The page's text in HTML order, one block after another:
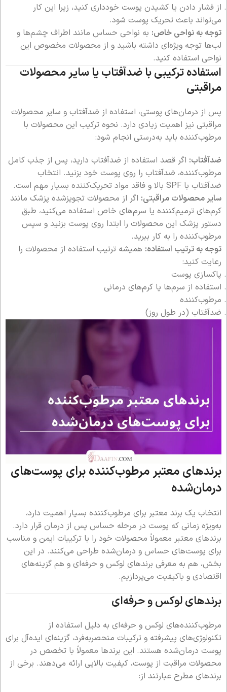
از فشار دادن یا کشیدن پوست خودداری کنید، زیرا این کار
می‌تواند باعث تحریک پوست شود.
توجه به نواحی خاص: به نواحی حساس مانند اطراف چشم‌ها و
لب‌ها توجه ویژه‌ای داشته باشید و از محصولات مخصوص این
نواحی استفاده کنید.
استفاده ترکیبی با ضدآفتاب یا سایر محصولات
مراقبتی
پس از درمان‌های پوستی، استفاده از ضدآفتاب و سایر محصولات
مراقبتی نیز اهمیت زیادی دارد. نحوه ترکیب این محصولات با
مرطوب‌کننده باید به‌درستی انجام شود:
ضدآفتاب: اگر قصد استفاده از ضدآفتاب دارید، پس از جذب کامل
مرطوب‌کننده، ضدآفتاب را روی پوست خود بزنید. انتخاب
ضدآفتاب با SPF بالا و فاقد مواد تحریک‌کننده بسیار مهم است.
سایر محصولات مراقبتی: اگر از محصولات تجویز‌شده پزشک مانند
کرم‌های ترمیم‌کننده یا سرم‌های خاص استفاده می‌کنید، طبق
دستور پزشک این محصولات را ابتدا روی پوست بزنید و سپس
مرطوب‌کننده را به کار ببرید.
توجه به ترتیب استفاده: همیشه ترتیب استفاده از محصولات را
رعایت کنید:
پاکسازی پوست
استفاده از سرم‌ها یا کرم‌های درمانی
مرطوب‌کننده
ضدآفتاب (در طول روز)
برندهای معتبر مرطوب‌کننده برای پوست‌های
درمان‌شده
انتخاب یک برند معتبر برای مرطوب‌کننده بسیار اهمیت دارد،
به‌ویژه زمانی که پوست در مرحله حساس پس از درمان قرار دارد.
برندهای معتبر معمولاً محصولات خود را با ترکیبات ایمن و مناسب
برای پوست‌های حساس و درمان‌شده طراحی می‌کنند. در این
بخش، هم به معرفی برندهای لوکس و حرفه‌ای و هم گزینه‌های
اقتصادی و باکیفیت می‌پردازیم.
برندهای لوکس و حرفه‌ای
مرطوب‌کننده‌های لوکس و حرفه‌ای به دلیل استفاده از
تکنولوژی‌های پیشرفته و ترکیبات منحصربه‌فرد، گزینه‌ای ایده‌آل برای
پوست درمان‌شده هستند. این برندها معمولاً با تخصص در
محصولات مراقبت از پوست، کیفیت بالایی ارائه می‌دهند. برخی از
برندهای مطرح عبارتند از: